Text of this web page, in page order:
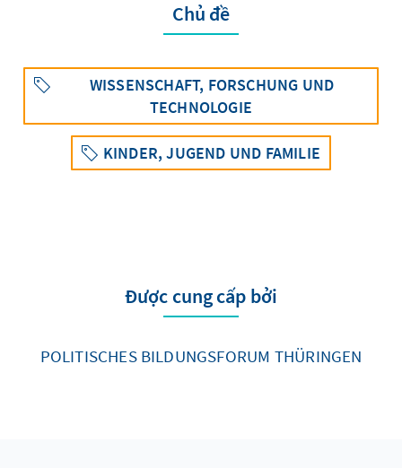
Chủ đề
WISSENSCHAFT, FORSCHUNG UND
TECHNOLOGIE
KINDER, JUGEND UND FAMILIE
Được cung cấp bởi
POLITISCHES BILDUNGSFORUM THÜRINGEN